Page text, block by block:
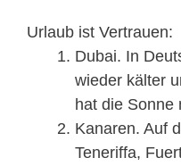
Urlaub ist Vertrauen:
Dubai. In
wieder kälter
hat die Sonne
Kanaren. Auf
Teneriffa,